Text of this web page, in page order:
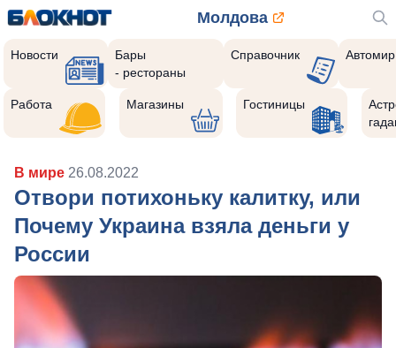
Молдова
Новости
Бары
- рестораны
Справочник Автомир
Работа Магазины Гостиницы
В мире 26.08.2022
Отвори потихоньку калитку, или
Почему Украина взяла деньги у
России